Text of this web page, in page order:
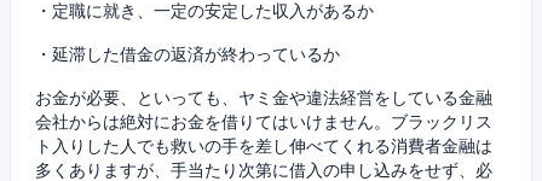
・定職に就き、一定の安定した収入があるか
・延滞した借金の返済が終わっているか
お金が必要、といっても、ヤミ金や違法経営をしている金融
会社からは絶対にお金を借りてはいけません。ブラックリス
ト入りした人でも救いの手を差し伸べてくれる消費者金融は
多くありますが、手当たり次第に借入の申し込みをせず、必